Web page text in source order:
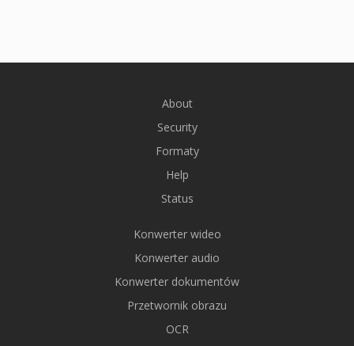
About
Security
Formaty
Help
Status
Konwerter wideo
Konwerter audio
Konwerter dokumentów
Przetwornik obrazu
OCR